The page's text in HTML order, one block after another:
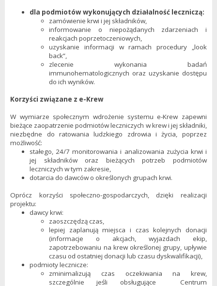
dla podmiotów wykonujących działalność leczniczą:
zamówienie krwi i jej składników,
informowanie o niepożądanych zdarzeniach i
reakcjach poprzetoczeniowych,
uzyskanie informacji w ramach procedury „look
back”,
zlecenie wykonania badań
immunohematologicznych oraz uzyskanie dostępu
do ich wyników.
Korzyści związane z e-Krew
W wymiarze społecznym wdrożenie systemu e-Krew zapewni
bieżące zaopatrzenie podmiotów leczniczych w krew i jej składniki,
niezbędne do ratowania ludzkiego zdrowia i życia, poprzez
możliwość:
stałego, 24/7 monitorowania i analizowania zużycia krwi i
jej składników oraz bieżących potrzeb podmiotów
leczniczych w tym zakresie,
dotarcia do dawców o określonych grupach krwi.
Oprócz korzyści społeczno-gospodarczych, dzięki realizacji
projektu:
dawcy krwi:
zaoszczędzą czas,
lepiej zaplanują miejsca i czas kolejnych donacji
(informacje o akcjach, wyjazdach ekip,
zapotrzebowaniu na krew określonej grupy, upływie
czasu od ostatniej donacji lub czasu dyskwalifikacji),
podmioty lecznicze:
zminimalizują czas oczekiwania na krew,
szczególnie jeśli obsługujące Centrum